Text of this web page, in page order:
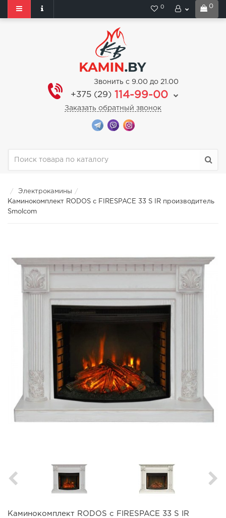
0
0
Звонить с 9.00 до 21.00
+375 (29) 114-99-00
Заказать обратный звонок
Электрокамины
Каминокомплект RODOS с FIRESPACE 33 S IR производитель
Smolcom
Каминокомплект RODOS с FIRESPACE 33 S IR